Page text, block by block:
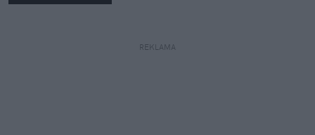
REKLAMA